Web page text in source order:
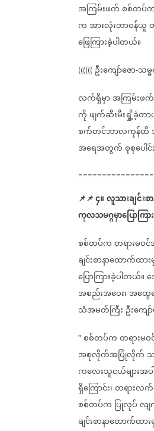
အကြမ်းဖက်စစ်တပ်
ကအားလုံးတာဝန်ယူ
ဖြေကြားခဲ့ပါတယ်။
(((((( ဦးကျော်ဇော-သမ္
လက်ရှိမှာအကြမ်းဖက်
ကိုဖျက်ဆီးမီးရှို့ခဲ့တ
စက်တင်ဘာလကုန်ထိ
အရေအတွက်စုစုပေါင်း
📌📌၄။လူသားချင်း
ကုလသမဂ္ဂမှာပြောကြား
စစ်တပ်ကတရားမဝ
ချင်းစာနာထောက်ထာ
ပြောကြားခဲ့ပါတယ်။
အစည်းအဝေး၊အထွေထွ
သံအမတ်ကြီး ဦးကျေ
" စစ်တပ်ကတရားမ
အစုလိုက်အပြုံလိုက်
ကလေးသူငယ်များအ
ရှိကြောင်း၊တရားလ
စစ်တပ်က ပြုလုပ်လျ
ချင်းစာနာထောက်ထာ